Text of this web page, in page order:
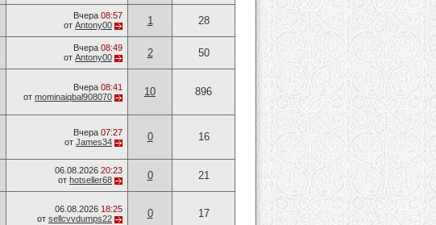
Вчера 08:57
от Antony00 1 28
Вчера 08:49
от Antony00 2 50
Вчера 08:41
от mominaiqbal908070 10 896
Вчера 07:27
от James34 0 16
06.08.2026 20:23
от hotseller68 0 21
06.08.2026 18:25
от sellcvvdumps22 0 17